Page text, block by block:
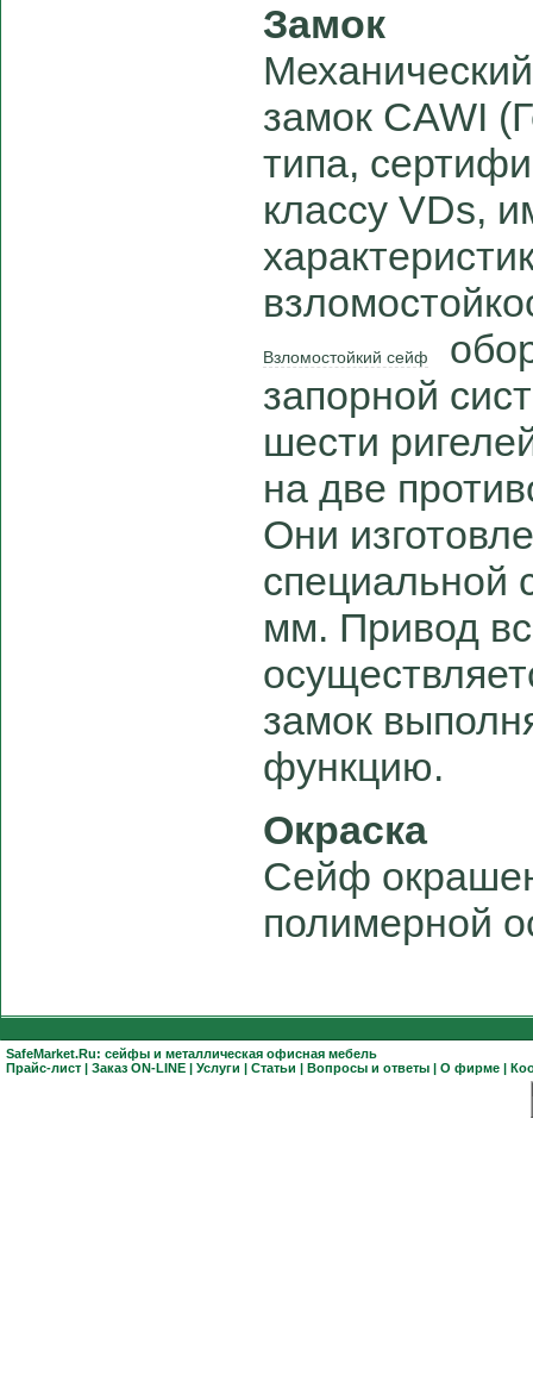
Замок
замок СAWI
типа,
классу VDs,
Взломостойкий сейф
запорной
шести
на две
Они
специальной
мм. Привод
замок
функцию.
Окраска
Сейф
полимерной
SafeMarket.Ru: сейфы и металлическая офисная мебель
Прайс-лист | Заказ ON-LINE | Услуги | Статьи | Вопросы и ответы | О фирме |